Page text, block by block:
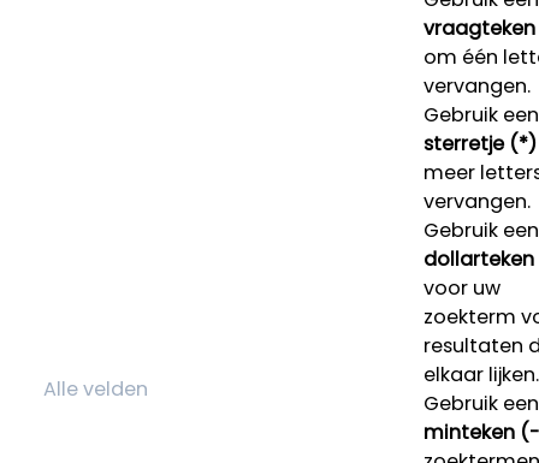
om één
vervangen.
Gebruik een
sterretje (*)
meer
vervangen.
Gebruik een
voor uw
zoekterm
resultaten
elkaar lijken.
Gebruik een
minteken